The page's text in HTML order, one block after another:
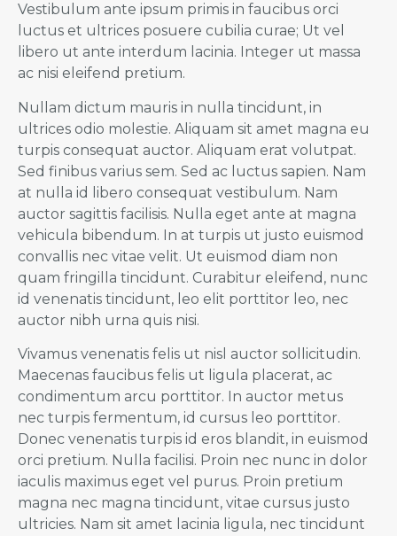
Vestibulum ante ipsum primis in faucibus orci
luctus et ultrices posuere cubilia curae; Ut vel
libero ut ante interdum lacinia. Integer ut massa
ac nisi eleifend pretium.
Nullam dictum mauris in nulla tincidunt, in
ultrices odio molestie. Aliquam sit amet magna eu
turpis consequat auctor. Aliquam erat volutpat.
Sed finibus varius sem. Sed ac luctus sapien. Nam
at nulla id libero consequat vestibulum. Nam
auctor sagittis facilisis. Nulla eget ante at magna
vehicula bibendum. In at turpis ut justo euismod
convallis nec vitae velit. Ut euismod diam non
quam fringilla tincidunt. Curabitur eleifend, nunc
id venenatis tincidunt, leo elit porttitor leo, nec
auctor nibh urna quis nisi.
Vivamus venenatis felis ut nisl auctor sollicitudin.
Maecenas faucibus felis ut ligula placerat, ac
condimentum arcu porttitor. In auctor metus
nec turpis fermentum, id cursus leo porttitor.
Donec venenatis turpis id eros blandit, in euismod
orci pretium. Nulla facilisi. Proin nec nunc in dolor
iaculis maximus eget vel purus. Proin pretium
magna nec magna tincidunt, vitae cursus justo
ultricies. Nam sit amet lacinia ligula, nec tincidunt